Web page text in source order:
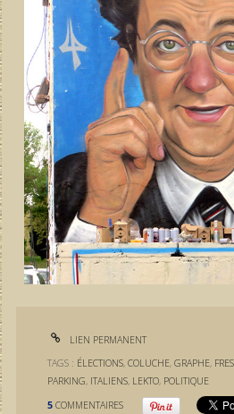
LIEN PERMANENT
TAGS : ÉLECTIONS,COLUCHE,GRAPHE,
PARKING, ITALIENS, LEKTO, POLITIQUE
5 COMMENTAIRES